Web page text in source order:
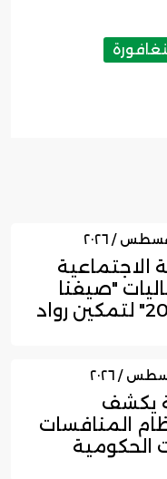
الاجتماعية
"صيفنا
شمالي 2026" لتمكين رواد
يكشف
المنافسات
الحكومية